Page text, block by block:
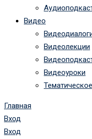
Видео
Видеолекции
Видеоуроки
Главная
Вход
Вход